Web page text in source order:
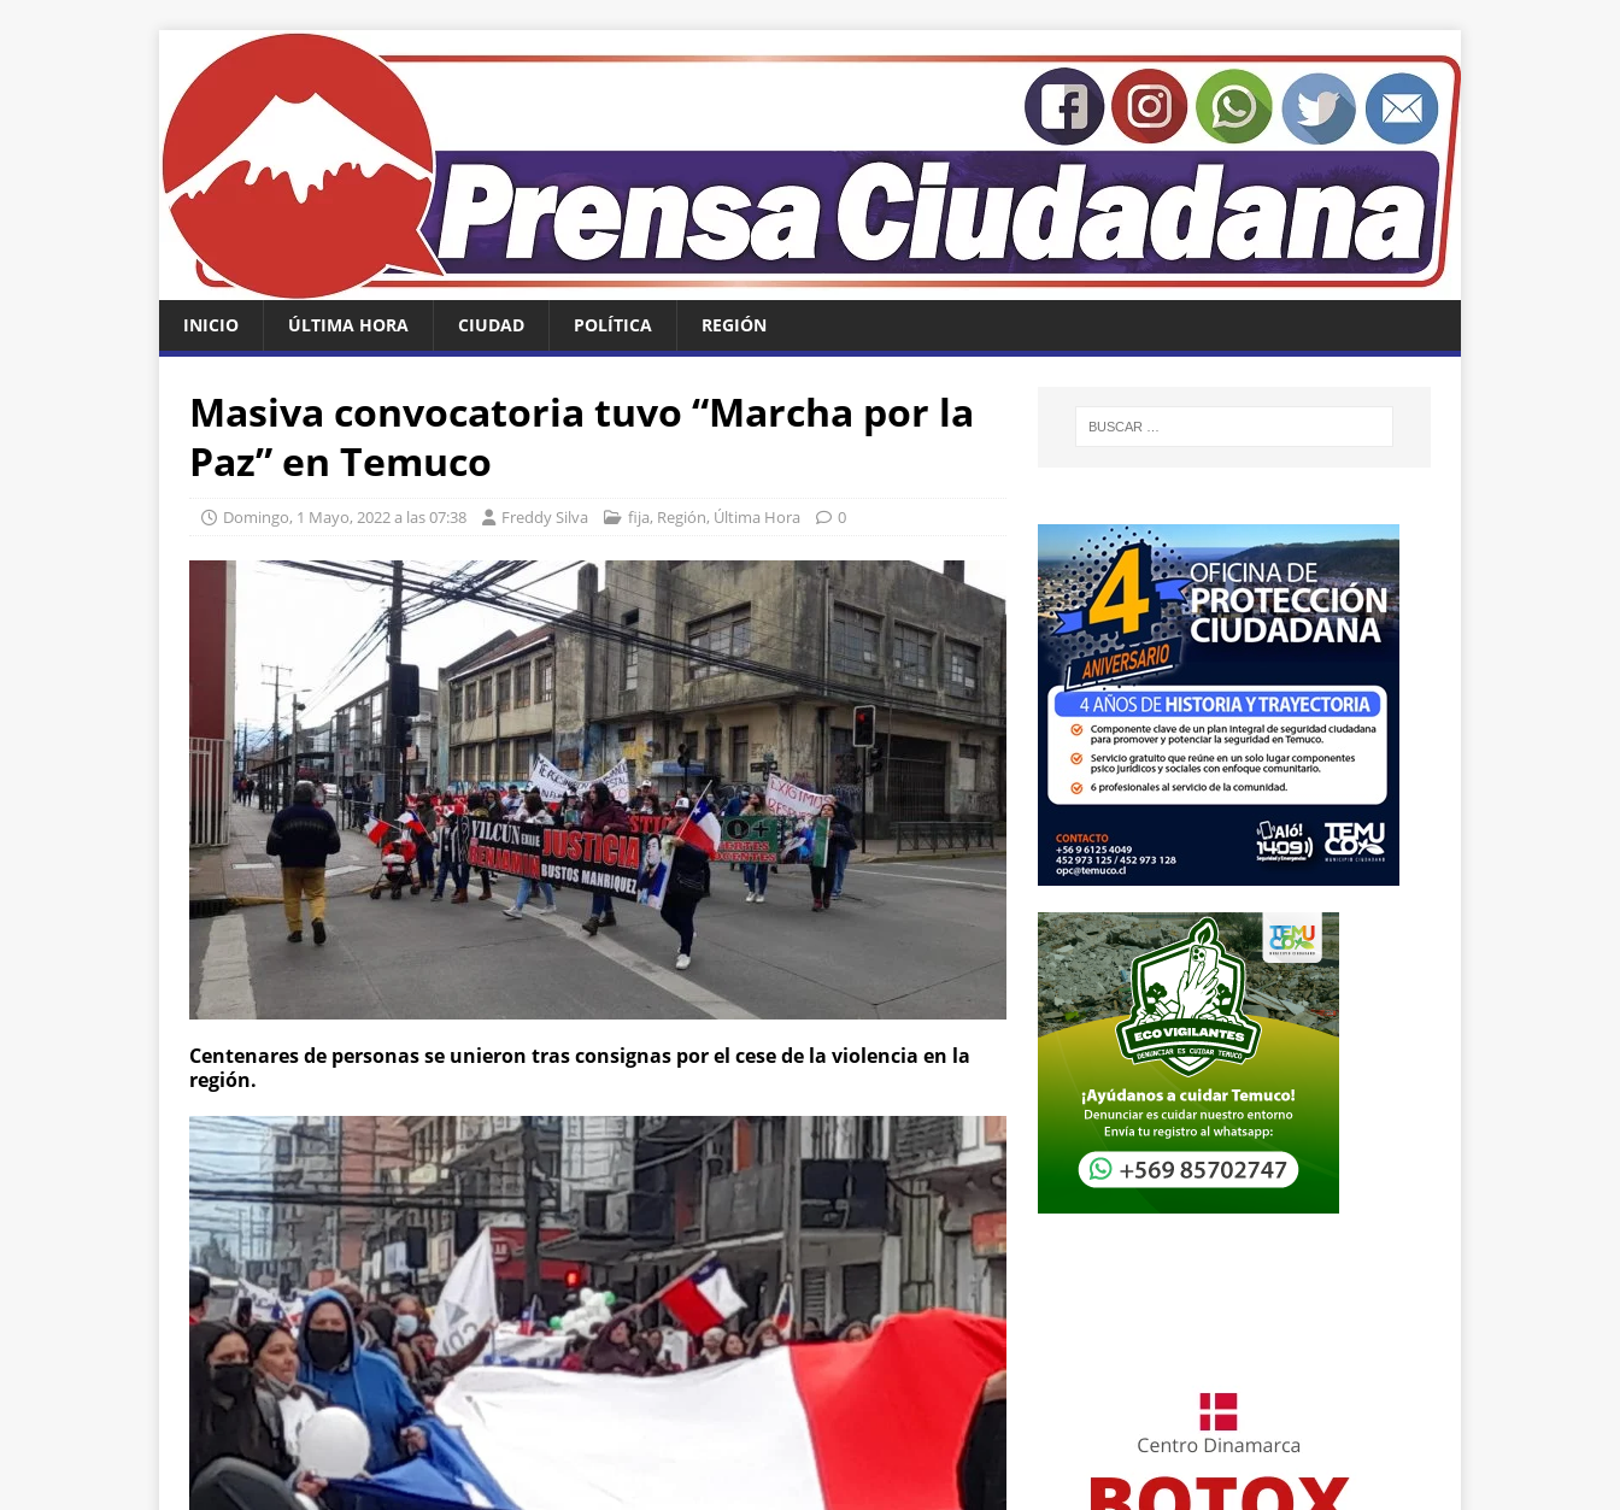
INICIO ÚLTIMA HORA CIUDAD POLÍTICA REGIÓN
Masiva convocatoria tuvo “Marcha por la
Paz” en Temuco
Domingo, 1 Mayo, 2022 a las 07:38 Freddy Silva fija, Región, Última Hora 0
Centenares de personas se unieron tras consignas por el cese de la violencia en la
región.